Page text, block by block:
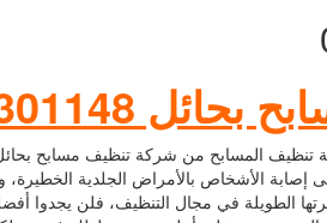
؟
المسابح من شركة تنظيف مسابح بحائل
الأشخاص بالأمراض الجلدية
الطويلة في مجال التنظيف، فلن يجدوا